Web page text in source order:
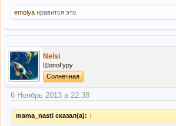
emolya нравится это.
Nelsi
ШопоГуру
Солнечная
6 Ноябрь 2013 в 22:38
mama_nasti сказал(а): ↑